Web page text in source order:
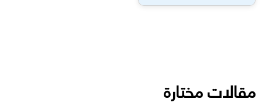
مقالات مختارة